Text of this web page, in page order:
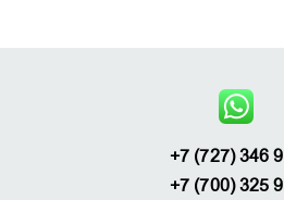
+7 (727) 346
+7 (700) 325